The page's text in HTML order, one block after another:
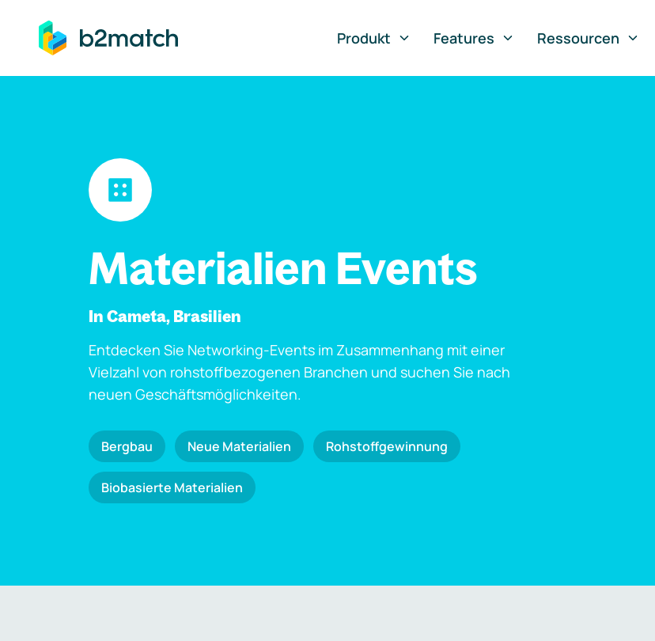
springen
Produkt
Features Ressourcen
Materialien Events
In Cameta, Brasilien
Entdecken Sie Networking-Events im Zusammenhang mit einer
Vielzahl von rohstoffbezogenen Branchen und suchen Sie nach
neuen Geschäftsmöglichkeiten.
Bergbau Neue Materialien Rohstoffgewinnung
Biobasierte Materialien